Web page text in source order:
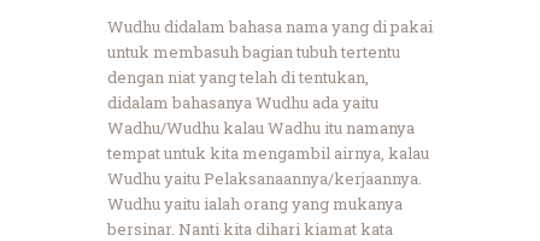
Wudhu didalam bahasa nama yang di pakai
untuk membasuh bagian tubuh tertentu
dengan niat yang telah di tentukan,
didalam bahasanya Wudhu ada yaitu
Wadhu/Wudhu kalau Wadhu itu namanya
tempat untuk kita mengambil airnya, kalau
Wudhu yaitu Pelaksanaannya/kerjaannya.
Wudhu yaitu ialah orang yang mukanya
bersinar. Nanti kita dihari kiamat kata